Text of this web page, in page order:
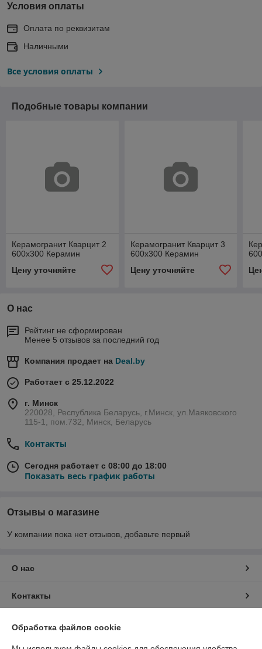
Условия оплаты
Оплата по реквизитам
Наличными
Все условия оплаты
Подобные товары компании
Керамогранит Кварцит 2
600x300 Керамин
Цену уточняйте
Керамогранит Кварцит 3
600x300 Керамин
Цену уточняйте
О нас
Рейтинг не сформирован
Менее 5 отзывов за последний год
Компания продает на Deal.by
Работает с 25.12.2022
г. Минск
220028, Республика Беларусь, г.Минск, ул.Маяковского
115-1, пом.732, Минск, Беларусь
Контакты
Сегодня работает с 08:00 до 18:00
Показать весь график работы
Отзывы о магазине
У компании пока нет отзывов, добавьте первый
О нас
Контакты
Доставка и оплата
Обработка файлов cookie